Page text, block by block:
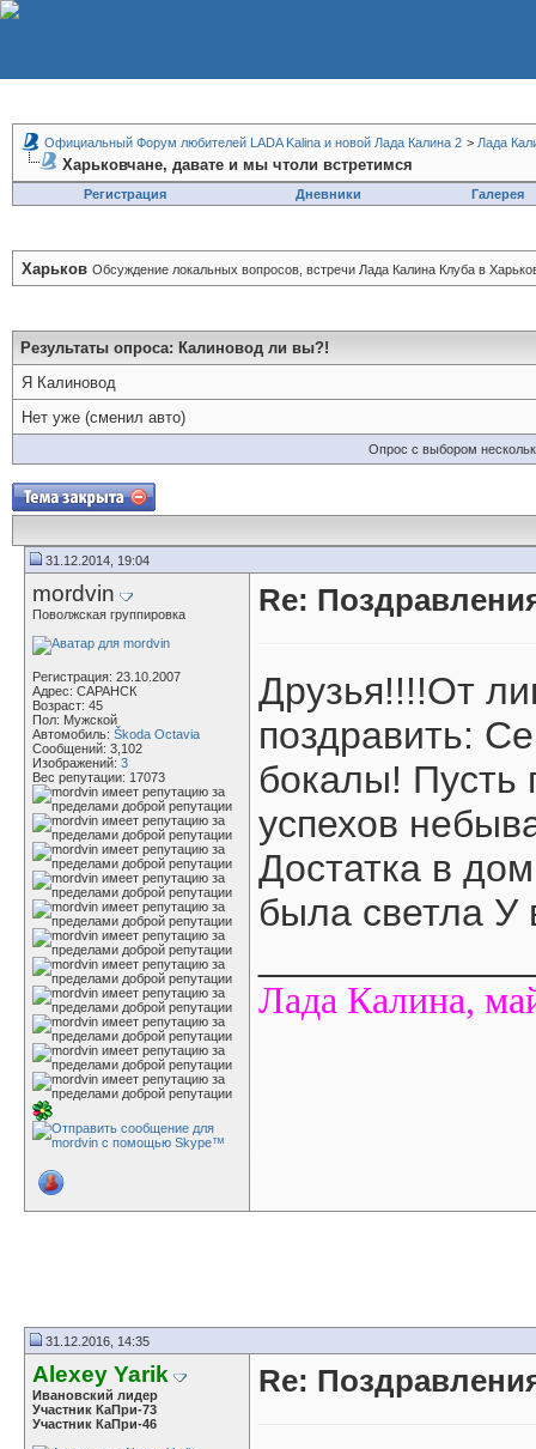
Официальный Форум любителей LADA Kalina и новой Лада Калина 2 > Лада
Харьковчане, давате и мы чтоли встретимся
Регистрация Дневники Галерея
Харьков Обсуждение локальных вопросов, встречи Лада Калина Клуба в
Результаты опроса: Калиновод ли вы?!
Я Калиновод
Нет уже (сменил авто)
Опрос с выбором
31.12.2014, 19:04
mordvin
Поволжская группировка
Регистрация: 23.10.2007
Адрес: САРАНСК
Возраст: 45
Пол: Мужской
Автомобиль: Škoda Octavia
Сообщений: 3,102
Изображений: 3
Вес репутации: 17073
Re:
Друзья!!!!От
поздравить:
бокалы! Пусть
успехов
Достатка в
была светла
Лада Калина,
31.12.2016, 14:35
Alexey Yarik
Ивановский лидер
Участник КаПри-73
Участник КаПри-46
Re: